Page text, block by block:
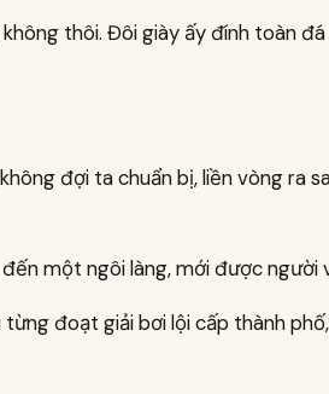
thôi. Đôi giày ấy đính toàn đá
đợi ta chuẩn bị, liền vòng ra
một ngôi làng, mới được người
đoạt giải bơi lội cấp thành